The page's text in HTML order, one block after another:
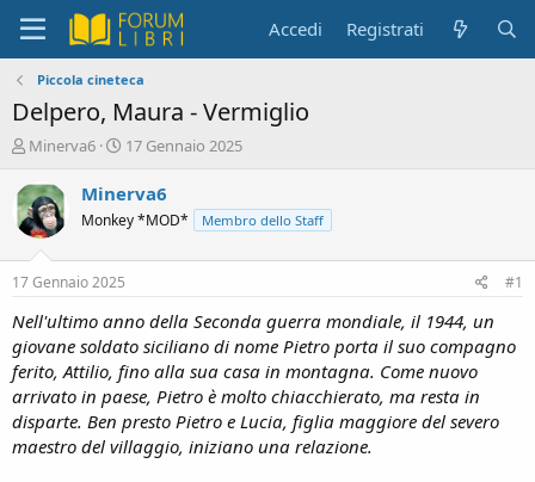
Accedi Registrati
Piccola cineteca
Delpero, Maura - Vermiglio
C
e
a
t
r
e
D
s
c
u
s
s
Minerva6
D
t
d
i
z
i
o
17 Gennaio 2025
Minerva6
Monkey *MOD* Membro dello Staff
17 Gennaio 2025 #1
Nell'ultimo anno della Seconda guerra mondiale, il 1944, un
giovane soldato siciliano di nome Pietro porta il suo compagno
ferito, Attilio, fino alla sua casa in montagna. Come nuovo
arrivato in paese, Pietro è molto chiacchierato, ma resta in
disparte. Ben presto Pietro e Lucia, figlia maggiore del severo
maestro del villaggio, iniziano una relazione.